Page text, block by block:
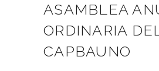
ASAMBLEA
ORDINARIA
CAPBAUNO